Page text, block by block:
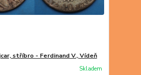
stříbro - Ferdinand V., Vídeň
Skladem